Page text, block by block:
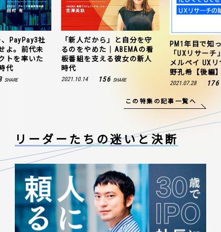
PayPay3社
よ。前代未
トを率いた
代
SHARE
「新人だから」と自分を守
るのをやめた｜ABEMAの看
板番組を支える彼女の新人
時代
2021.10.14 156 SHARE
PM1年目で知
「UXリサー
メルペイ UX
野孔希【後編
2021.07.28 176
この特集の記事一覧へ
リーダーたちの迷いと決断